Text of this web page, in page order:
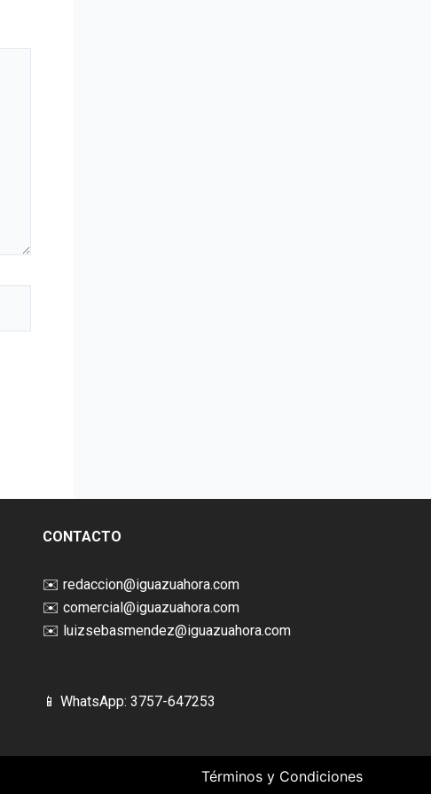
CONTACTO
✉️ redaccion@iguazuahora.com
✉️ comercial@iguazuahora.com
✉️ luizsebasmendez@iguazuahora.com
📱 WhatsApp: 3757-647253
Términos y Condiciones